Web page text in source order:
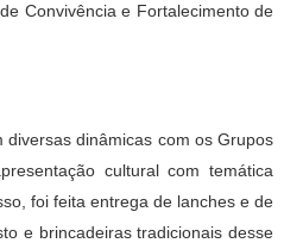
Convivência e Fortalecimento de
diversas dinâmicas com os Grupos
cultural com temática
foi feita entrega de lanches e de
e brincadeiras tradicionais desse